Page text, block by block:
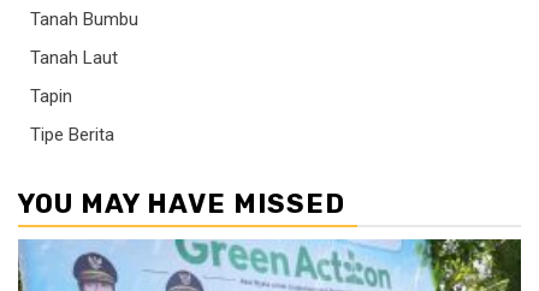
Tanah Bumbu
Tanah Laut
Tapin
Tipe Berita
YOU MAY HAVE MISSED